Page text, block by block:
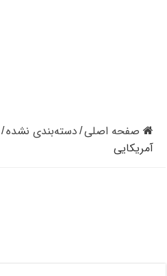
صفحه اصلی/ دسته‌بندی نشده/
آمریکایی